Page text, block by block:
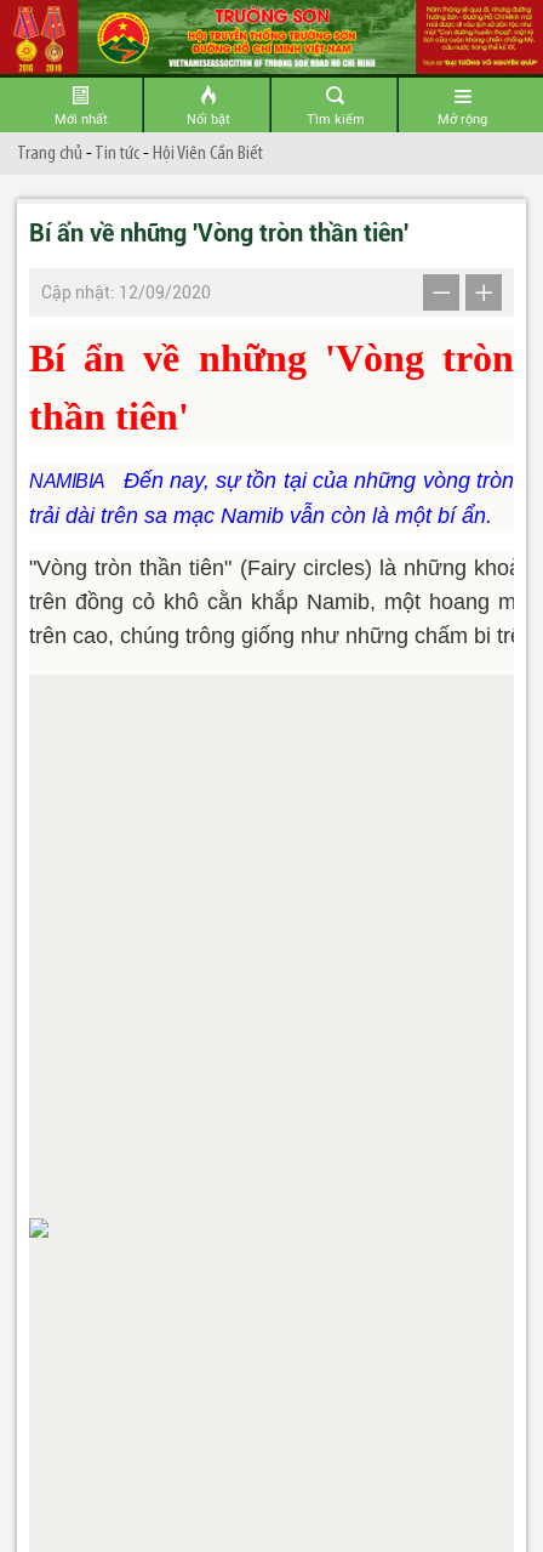
Mới nhất Nổi bật Tìm kiếm Mở rộng
Trang chủ -Tin tức- Hội Viên Cần Biết
Bí ẩn về những 'Vòng tròn thần tiên'
Cập nhật: 12/09/2020
Bí ẩn về những 'Vòng tròn
thần tiên'
NAMIBIA
Đến nay, sự tồn tại của những vòng tròn
trải dài trên sa mạc Namib vẫn còn là một bí ẩn.
"Vòng tròn thần tiên" (Fairy circles) là những
trên đồng cỏ khô cằn khắp Namib, một hoang
trên cao, chúng trông giống như những chấm bi trên